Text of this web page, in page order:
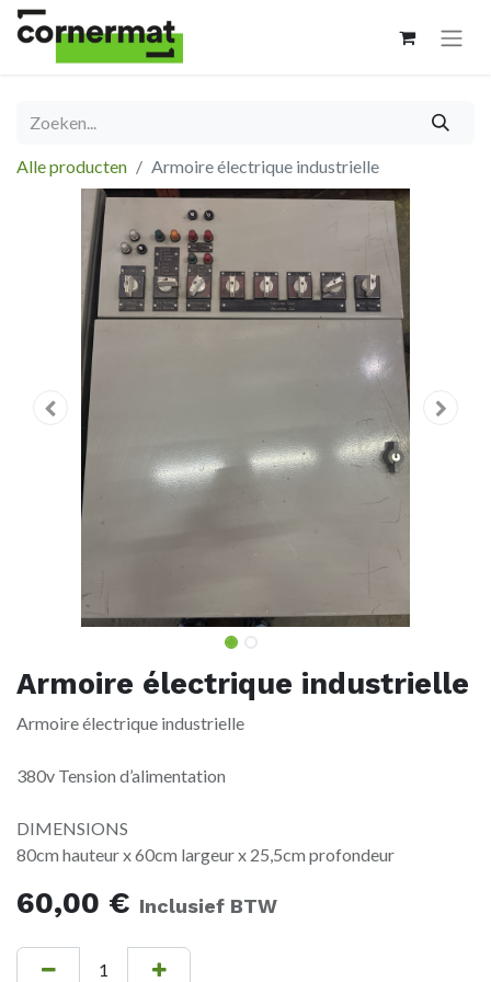
Alle producten Armoire électrique industrielle
Armoire électrique industrielle
Armoire électrique industrielle
380v Tension d’alimentation
DIMENSIONS
80cm hauteur x 60cm largeur x 25,5cm profondeur
60,00 € Inclusief BTW